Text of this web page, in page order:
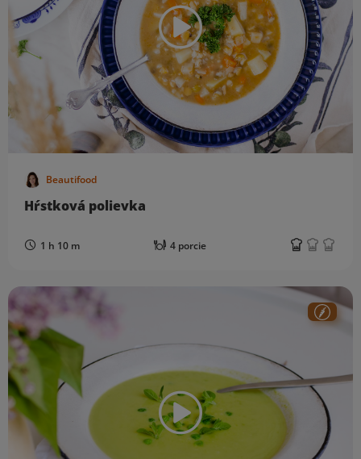
Beautifood
Hŕstková polievka
1 h 10 m 4 porcie